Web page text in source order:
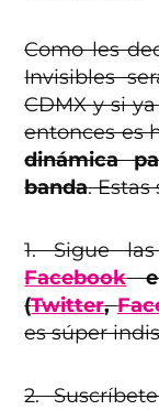
Como les
Invisibles
CDMX y si
entonces es
dinámica
banda.
1. Sigue
Facebook
(Twitter,
es súper
2.